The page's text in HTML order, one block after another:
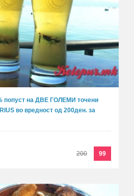
попуст на ДВЕ ГОЛЕМИ точени
во вредност од 200ден. за
200 99